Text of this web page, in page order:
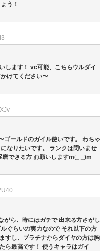
う！
します！ vc可能、こちらウルダイ
けてください〜
ゴールドのガイル使いです。 わちゃ
なりたいです。 ランクは問いませ
磨できる方 お願いしますm(_ _)m
がら、時にはガチで 出来る方さがし
ぐらいの実力なので それ以下の方
すし、プラチナからダイヤの方は胸
ら最高です！ 使うキャラはガイ